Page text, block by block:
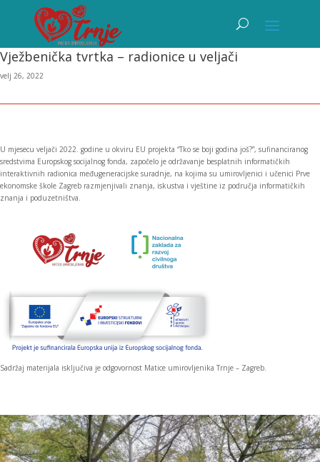
Vježbenička tvrtka – radionice u veljači
velj 26, 2022
U mjesecu veljači 2022. godine u okviru EU projekta “Tko se boji godina još?”, sufinanciranog
sredstvima Europskog socijalnog fonda, započelo je održavanje besplatnih informatičkih
interaktivnih radionica međugeneracijske suradnje, na kojima su umirovljenici i učenici Prve
ekonomske škole Zagreb razmjenjivali znanja, iskustva i vještine iz područja informatičkih
znanja i poduzetništva.
Sadržaj materijala isključiva je odgovornost Matice umirovljenika Trnje – Zagreb.